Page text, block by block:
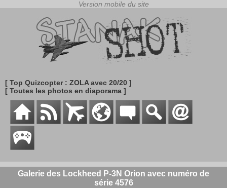
[ Top Quizcopter : ZOLA avec 20/20 ]
[ Toutes les photos en diaporama ]
Galerie des Lockheed P-3N Orion avec numéro de
série 4576